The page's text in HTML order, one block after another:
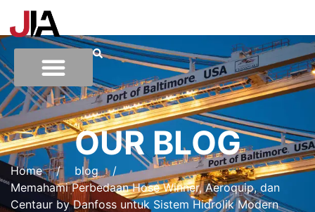
OUR BLOG
Home / blog
/
Memahami Perbedaan Hose Winner, Aeroquip, dan
Centaur by Danfoss untuk Sistem Hidrolik Modern